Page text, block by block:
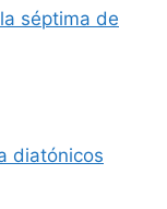
séptima de
diatónicos